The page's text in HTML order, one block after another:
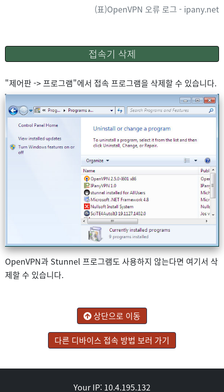
(표)OpenVPN 오류 로그 - ipany.net
접속기 삭제
"제어판 -> 프로그램"에서 접속 프로그램을 삭제할 수 있습니다.
OpenVPN과 Stunnel 프로그램도 사용하지 않는다면 여기서 삭
제할 수 있습니다.
상단으로 이동
다른 디바이스 접속 방법 보러 가기
Your IP: 10.4.195.132